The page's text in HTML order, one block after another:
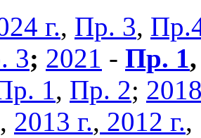
г., Пр. 3,
3; 2021 - Пр. 1
1, Пр. 2;
2013 г., 2012 г.